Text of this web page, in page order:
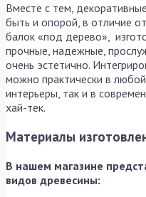
Вместе с тем,
быть и опорой, в отличие
балок «под дерево»,
прочные, надежные,
очень эстетично.
можно практически в любой
интерьеры, так и в
хай-тек.
Материалы
В нашем магазине
видов древесины: